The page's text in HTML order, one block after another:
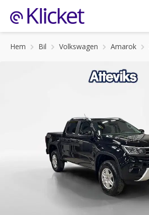
Hem Bil Volkswagen Amarok